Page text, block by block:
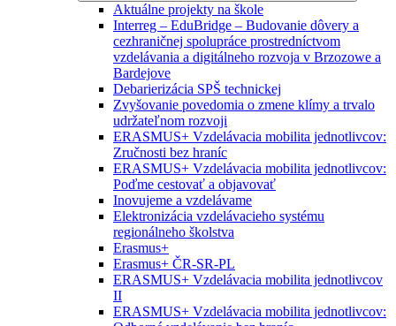
Aktuálne projekty na škole
Interreg – EduBridge – Budovanie dôvery a
cezhraničnej spolupráce prostredníctvom
vzdelávania a digitálneho rozvoja v Brzozowe a
Bardejove
Debarierizácia SPŠ technickej
Zvyšovanie povedomia o zmene klímy a trvalo
udržateľnom rozvoji
ERASMUS+ Vzdelávacia mobilita jednotlivcov:
Zručnosti bez hraníc
ERASMUS+ Vzdelávacia mobilita jednotlivcov:
Poďme cestovať a objavovať
Inovujeme a vzdelávame
Elektronizácia vzdelávacieho systému
regionálneho školstva
Erasmus+
Erasmus+ ČR-SR-PL
ERASMUS+ Vzdelávacia mobilita jednotlivcov
II
ERASMUS+ Vzdelávacia mobilita jednotlivcov: